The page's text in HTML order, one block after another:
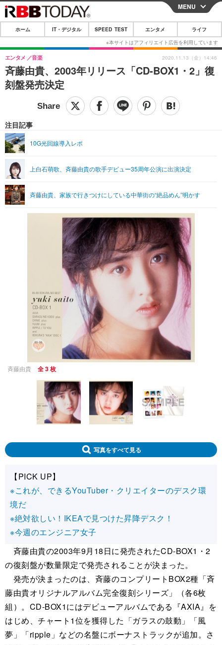
CLOSE
ホーム
IT・デジタル
IT・デジタルTOP スマートフォン
ショッピング その他
SPEED TEST
エンタメTOP 映画・ドラマ
グラビア ブログ
ショッピング その他
ライフTOP
リリース一覧
プッシュ通知の停止方法
MENU
ホーム IT・デジタル SPEED TEST エンタメ ライフ
斉藤由貴、2003年リリース「CD-BOX1・2」復
刻盤発売決定
エンタメ 音楽
注目記事
10G光回線導入レポ
上白石萌歌、斉藤由貴の歌手デビュー35周年公演に出演決定
斉藤由貴、家族で行きつけにしている中華街の“絶品めん”明かす
2020.11.13（金）14:46
斉藤由貴 全 3 枚
写真をすべて見る
【PICK UP】
※これが、できるYouTuber・クリエイターのデスク環
境だ
※絶対欲しい！IKEAで見つけた昇降デスク！
※今週のエンジニア女子
斉藤由貴の2003年9月18日に発売されたCD-BOX1・2
の復刻盤が数量限定で発売されることが決まった。
発売が決まったのは、斉藤のコンプリートBOX2種「斉
藤由貴オリジナルアルバム完全復刻シリーズ」（各6枚
組）。CD-BOX1にはデビューアルバムである『AXIA』を
はじめ、チャート1位を獲得した「ガラスの鼓動」「風
夢」「ripple」などの名盤にボーナストラックが追加。さ